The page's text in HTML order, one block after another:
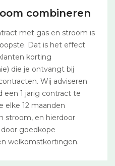
combineren
met gas en stroom is
Dat is het effect
korting
die je ontvangt bij
Wij adviseren
een 1 jarig contract te
elke 12 maanden
stroom, en hierdoor
goedkope
welkomstkortingen.